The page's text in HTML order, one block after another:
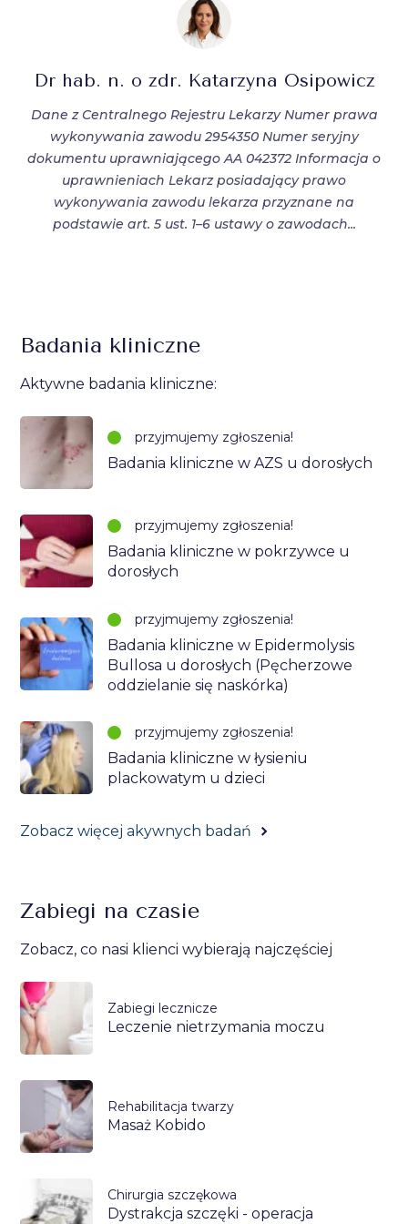
Dr hab. n. o zdr. Katarzyna Osipowicz
Dane z Centralnego Rejestru Lekarzy Numer prawa
wykonywania zawodu 2954350 Numer seryjny
dokumentu uprawniającego AA 042372 Informacja o
uprawnieniach Lekarz posiadający prawo
wykonywania zawodu lekarza przyznane na
podstawie art. 5 ust. 1–6 ustawy o zawodach...
Badania kliniczne
Aktywne badania kliniczne:
przyjmujemy zgłoszenia!
Badania kliniczne w AZS u dorosłych
przyjmujemy zgłoszenia!
Badania kliniczne w pokrzywce u
dorosłych
przyjmujemy zgłoszenia!
Badania kliniczne w Epidermolysis
Bullosa u dorosłych (Pęcherzowe
oddzielanie się naskórka)
przyjmujemy zgłoszenia!
Badania kliniczne w łysieniu
plackowatym u dzieci
Zobacz więcej akywnych badań
Zabiegi na czasie
Zobacz, co nasi klienci wybierają najczęściej
Zabiegi lecznicze
Leczenie nietrzymania moczu
Rehabilitacja twarzy
Masaż Kobido
Chirurgia szczękowa
Dystrakcja szczęki - operacja